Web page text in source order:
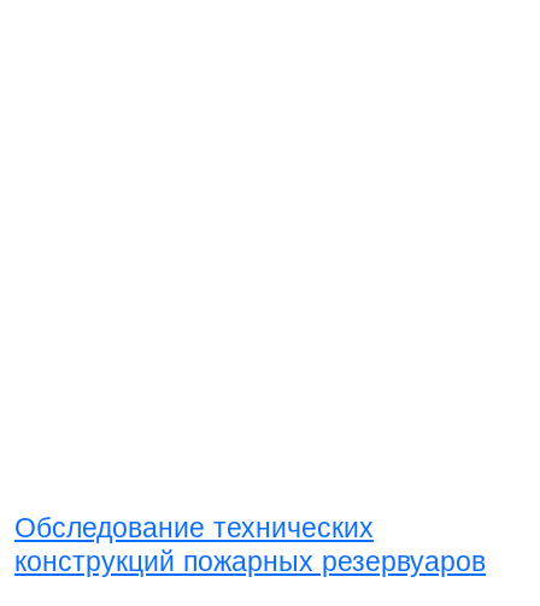
Обследование технических
конструкций пожарных резервуаров